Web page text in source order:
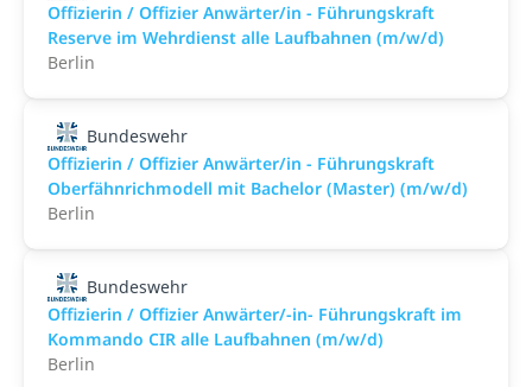
Offizierin / Offizier Anwärter/in - Führungskraft
Reserve im Wehrdienst alle Laufbahnen (m/w/d)
Berlin
Bundeswehr
Offizierin / Offizier Anwärter/in - Führungskraft
Oberfähnrichmodell mit Bachelor (Master) (m/w/d)
Berlin
Bundeswehr
Offizierin / Offizier Anwärter/-in- Führungskraft im
Kommando CIR alle Laufbahnen (m/w/d)
Berlin